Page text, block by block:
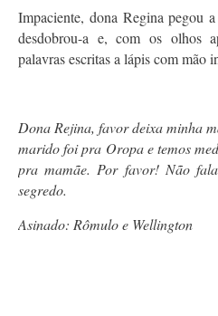
Impaciente, dona Regina pegou
desdobrou-a e, com os olhos
palavras escritas a lápis com mão
Dona Rejina, favor deixa minha
marido foi pra Oropa e temos
pra mamãe. Por favor! Não
segredo.
Asinado: Rômulo e Wellington